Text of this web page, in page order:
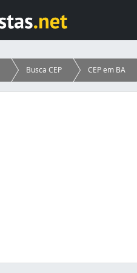
Busca CEP CEP em BA